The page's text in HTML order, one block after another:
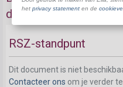
duur
RSZ-standpunt
Dit document is niet
Contacteer ons om je verder
het privacy statementen de